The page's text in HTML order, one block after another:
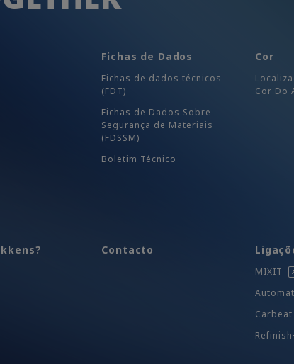
Fichas de Dados
Fichas de dados técnicos
(FDT)
Fichas de Dados Sobre
Segurança de Materiais
(FDSSM)
Boletim Técnico
Cor
Cor Do
Contacto
MIXIT
Carbeat